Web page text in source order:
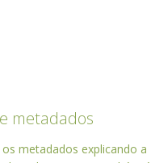
metadados
metadados explicando a